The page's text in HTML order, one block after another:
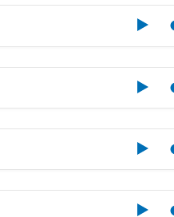
Play
Play
Play
Play